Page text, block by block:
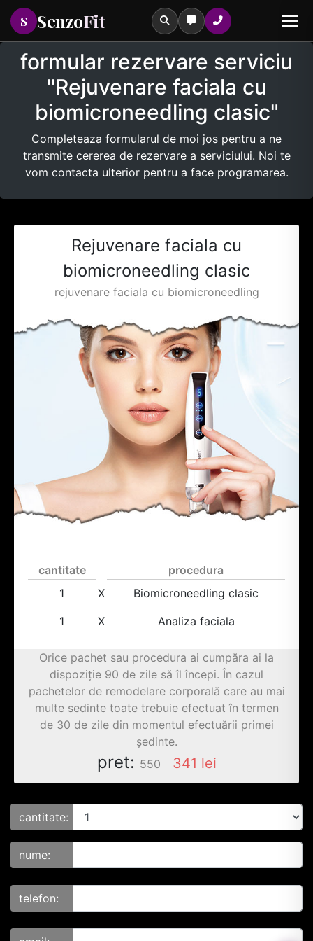
S SenzoFit
Tastează pentru a căuta printre serviciile noastre
formular rezervare serviciu
"Rejuvenare faciala cu
biomicroneedling clasic"
Completeaza formularul de moi jos pentru a ne
transmite cererea de rezervare a serviciului. Noi te
vom contacta ulterior pentru a face programarea.
Rejuvenare faciala cu
biomicroneedling clasic
rejuvenare faciala cu biomicroneedling
cantitate
procedura
1
X
Biomicroneedling clasic
1
X Analiza faciala
Orice pachet sau procedura ai cumpăra ai la
dispoziție 90 de zile să îl începi. În cazul
pachetelor de remodelare corporală care au mai
multe sedinte toate trebuie efectuat în termen
de 30 de zile din momentul efectuării primei
ședinte.
pret:550341 lei
cantitate:
nume:
telefon: